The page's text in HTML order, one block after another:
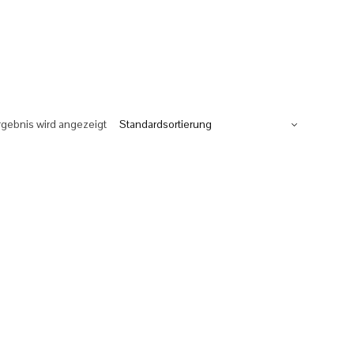
wird angezeigt